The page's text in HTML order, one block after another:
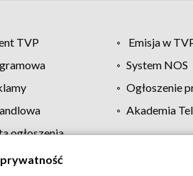
TVP Emisja w
System NOS
Ogłoszenie
Akademia
ogłoszenia